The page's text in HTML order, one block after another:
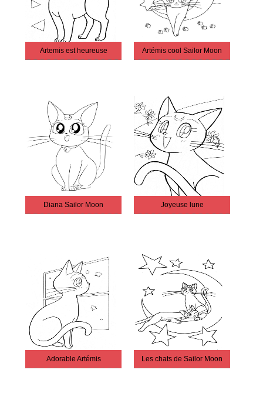
Artemis est heureuse Artémis cool Sailor Moon
Diana Sailor Moon Joyeuse lune
Adorable Artémis Les chats de Sailor Moon